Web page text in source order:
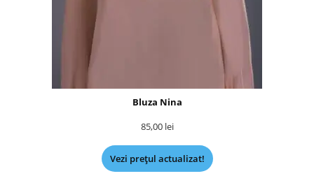
Bluza Nina
85,00 lei
Vezi prețul actualizat!